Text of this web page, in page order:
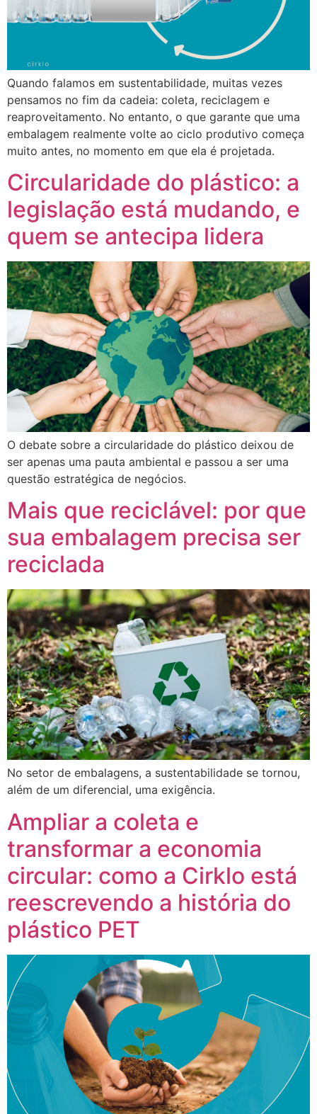
Quando falamos em sustentabilidade, muitas vezes
pensamos no fim da cadeia: coleta, reciclagem e
reaproveitamento. No entanto, o que garante que uma
embalagem realmente volte ao ciclo produtivo começa
muito antes, no momento em que ela é projetada.
Circularidade do plástico: a
legislação está mudando, e
quem se antecipa lidera
O debate sobre a circularidade do plástico deixou de
ser apenas uma pauta ambiental e passou a ser uma
questão estratégica de negócios.
Mais que reciclável: por que
sua embalagem precisa ser
reciclada
No setor de embalagens, a sustentabilidade se tornou,
além de um diferencial, uma exigência.
Ampliar a coleta e
transformar a economia
circular: como a Cirklo está
reescrevendo a história do
plástico PET